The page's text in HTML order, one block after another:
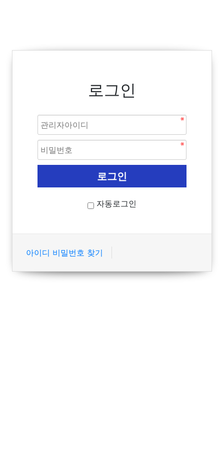
로그인
자동로그인
아이디 비밀번호 찾기